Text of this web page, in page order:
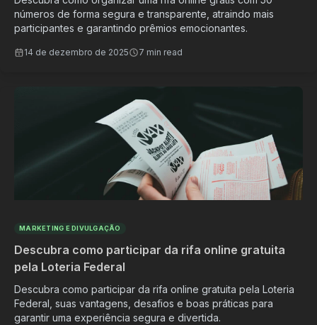
números de forma segura e transparente, atraindo mais
participantes e garantindo prêmios emocionantes.
14 de dezembro de 2025 7 min read
MARKETING E DIVULGAÇÃO
Descubra como participar da rifa online gratuita
pela Loteria Federal
Descubra como participar da rifa online gratuita pela Loteria
Federal, suas vantagens, desafios e boas práticas para
garantir uma experiência segura e divertida.